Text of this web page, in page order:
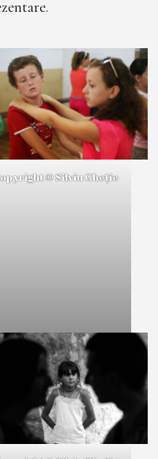
© Silviu Gheție